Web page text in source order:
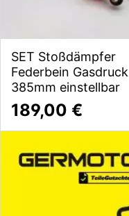
SET Stoßdämpfer
Federbein Gasdruck
385mm einstellbar
189,00 €